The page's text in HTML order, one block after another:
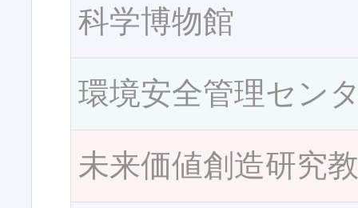
科学博物館
環境安全管理セン
未来価値創造研究